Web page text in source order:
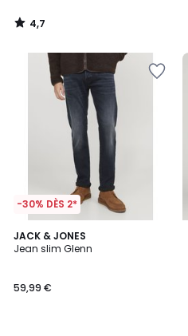
4,7
/
-30% DÈS 2*
JACK & JONES
Jean slim Glenn
59,99 €